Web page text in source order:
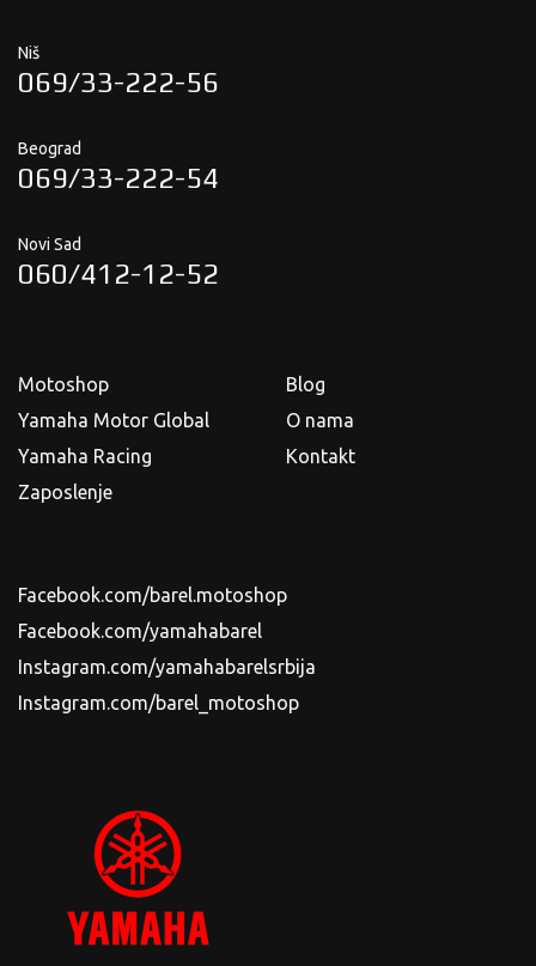
Niš
069/33-222-56
Beograd
069/33-222-54
Novi Sad
060/412-12-52
Motoshop
Yamaha Motor Global
Yamaha Racing
Zaposlenje
Blog
O nama
Kontakt
Facebook.com/barel.motoshop
Facebook.com/yamahabarel
Instagram.com/yamahabarelsrbija
Instagram.com/barel_motoshop